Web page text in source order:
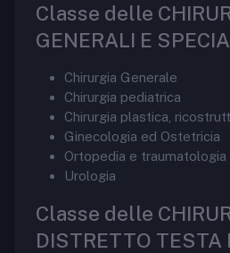
Classe delle
GENERALI E
Chirurgia Generale
Chirurgia pediatrica
Chirurgia plastica,
Ginecologia ed Ostetricia
Ortopedia e traumatologia
Urologia
Classe delle
DISTRETTO TESTA